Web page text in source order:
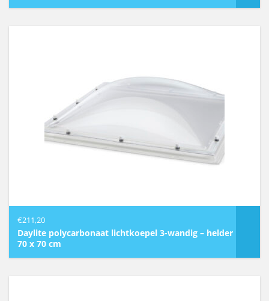
€211,20
Daylite polycarbonaat lichtkoepel 3-wandig – helder
70 x 70 cm